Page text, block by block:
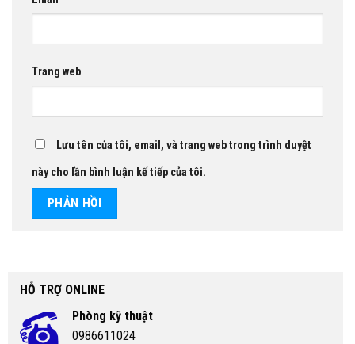
Trang web
Lưu tên của tôi, email, và trang web trong trình duyệt
này cho lần bình luận kế tiếp của tôi.
HỖ TRỢ ONLINE
Phòng kỹ thuật
0986611024